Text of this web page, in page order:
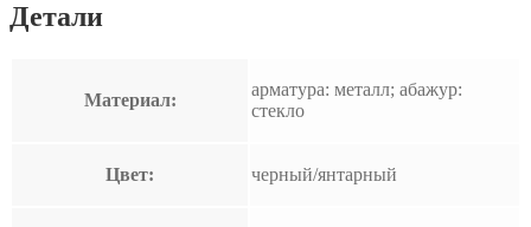
Детали
Материал:
арматура: металл; абажур:
стекло
Цвет: черный/янтарный